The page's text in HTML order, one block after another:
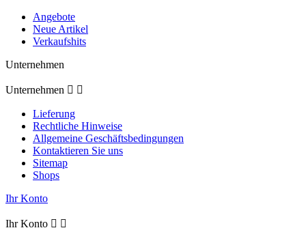
Angebote
Neue Artikel
Verkaufshits
Unternehmen
Unternehmen  
Lieferung
Rechtliche Hinweise
Allgemeine Geschäftsbedingungen
Kontaktieren Sie uns
Sitemap
Shops
Ihr Konto
Ihr Konto  